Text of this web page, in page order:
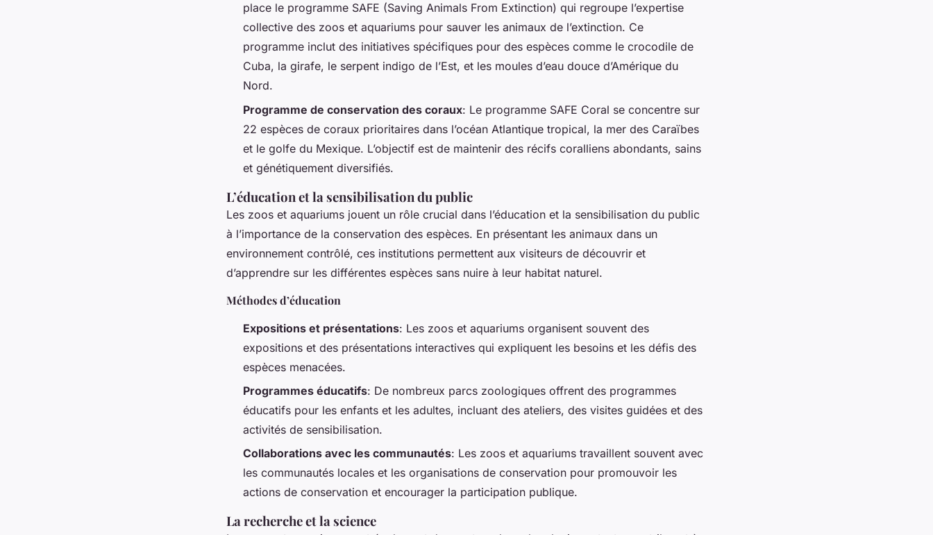
place le programme SAFE (Saving Animals From Extinction) qui regroupe l’expertise
collective des zoos et aquariums pour sauver les animaux de l’extinction. Ce
programme inclut des initiatives spécifiques pour des espèces comme le crocodile de
Cuba, la girafe, le serpent indigo de l’Est, et les moules d’eau douce d’Amérique du
Nord.
Programme de conservation des coraux: Le programme SAFE Coral se concentre sur
22 espèces de coraux prioritaires dans l’océan Atlantique tropical, la mer des Caraïbes
et le golfe du Mexique. L’objectif est de maintenir des récifs coralliens abondants, sains
et génétiquement diversifiés.
L’éducation et la sensibilisation du public
Les zoos et aquariums jouent un rôle crucial dans l’éducation et la sensibilisation du public
à l’importance de la conservation des espèces. En présentant les animaux dans un
environnement contrôlé, ces institutions permettent aux visiteurs de découvrir et
d’apprendre sur les différentes espèces sans nuire à leur habitat naturel.
Méthodes d’éducation
Expositions et présentations: Les zoos et aquariums organisent souvent des
expositions et des présentations interactives qui expliquent les besoins et les défis des
espèces menacées.
Programmes éducatifs: De nombreux parcs zoologiques offrent des programmes
éducatifs pour les enfants et les adultes, incluant des ateliers, des visites guidées et des
activités de sensibilisation.
Collaborations avec les communautés: Les zoos et aquariums travaillent souvent avec
les communautés locales et les organisations de conservation pour promouvoir les
actions de conservation et encourager la participation publique.
La recherche et la science